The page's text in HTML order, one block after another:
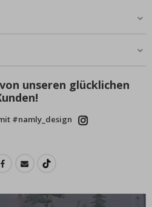
unseren glücklichen
#namly_design